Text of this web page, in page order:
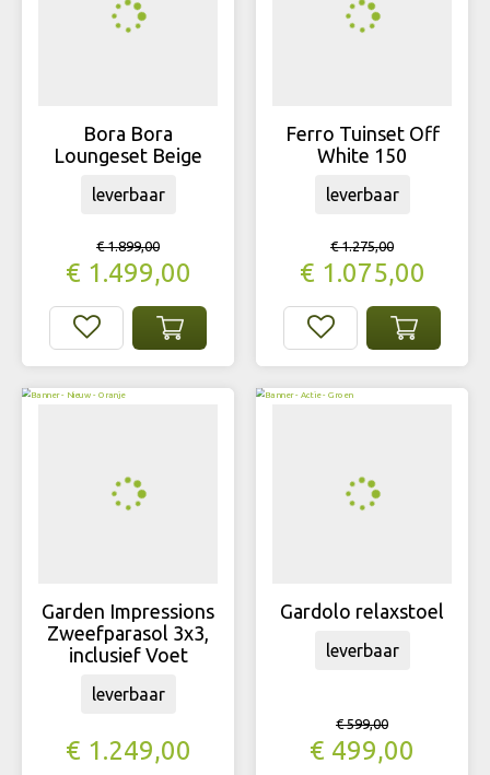
Bora Bora
Loungeset Beige
€ 1.899,00
€ 1.499,00
leverbaar
Ferro Tuinset Off
White 150
€ 1.275,00
€ 1.075,00
leverbaar
Garden Impressions
Zweefparasol 3x3,
inclusief Voet
€ 1.249,00
leverbaar
Gardolo relaxstoel
€ 599,00
€ 499,00
leverbaar